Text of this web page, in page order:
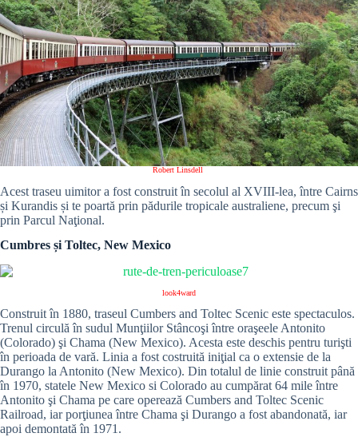
Robert Linsdell
Acest traseu uimitor a fost construit în secolul al XVIII-lea, între Cairns
și Kurandis și te poartă prin pădurile tropicale australiene, precum şi
prin Parcul Naţional.
Cumbres și Toltec, New Mexico
look4ward
Construit în 1880, traseul Cumbers and Toltec Scenic este spectaculos.
Trenul circulă în sudul Munţiilor Stâncoşi între oraşeele Antonito
(Colorado) şi Chama (New Mexico). Acesta este deschis pentru turişti
în perioada de vară. Linia a fost costruită iniţial ca o extensie de la
Durango la Antonito (New Mexico). Din totalul de linie construit până
în 1970, statele New Mexico si Colorado au cumpărat 64 mile între
Antonito şi Chama pe care operează Cumbers and Toltec Scenic
Railroad, iar porţiunea între Chama şi Durango a fost abandonată, iar
apoi demontată în 1971.